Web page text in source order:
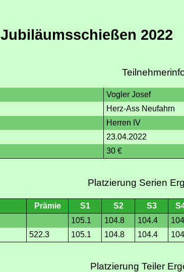
Jubiläumsschießen 2022
Vogler Josef
Herz-Ass Neufahrn
Herren IV
23.04.2022
30 €
Platzierung Serien
Prämie S1 S2 S3
105.1 104.8 104.4 104
522.3 105.1 104.8 104.4 104
Platzierung Teiler